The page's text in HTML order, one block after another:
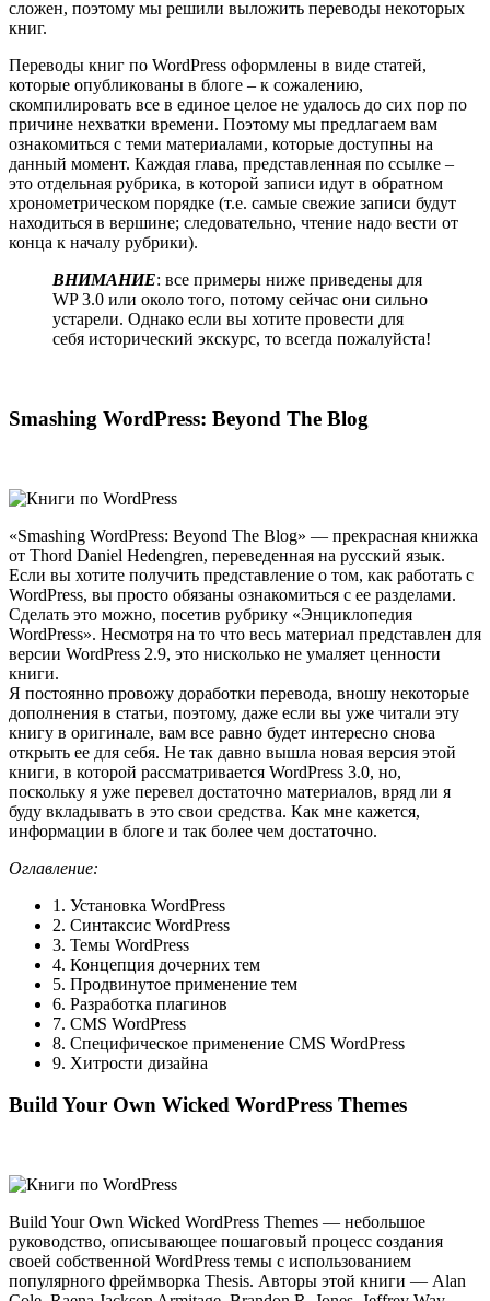
сложен, поэтому мы решили выложить переводы некоторых
книг.
Переводы книг по WordPress оформлены в виде статей,
которые опубликованы в блоге – к сожалению,
скомпилировать все в единое целое не удалось до сих пор по
причине нехватки времени. Поэтому мы предлагаем вам
ознакомиться с теми материалами, которые доступны на
данный момент. Каждая глава, представленная по ссылке –
это отдельная рубрика, в которой записи идут в обратном
хронометрическом порядке (т.е. самые свежие записи будут
находиться в вершине; следовательно, чтение надо вести от
конца к началу рубрики).
ВНИМАНИЕ: все примеры ниже приведены для
WP 3.0 или около того, потому сейчас они сильно
устарели. Однако если вы хотите провести для
себя исторический экскурс, то всегда пожалуйста!
Smashing WordPress: Beyond The Blog
«Smashing WordPress: Beyond The Blog» — прекрасная книжка
от Thord Daniel Hedengren, переведенная на русский язык.
Если вы хотите получить представление о том, как работать с
WordPress, вы просто обязаны ознакомиться с ее разделами.
Сделать это можно, посетив рубрику «Энциклопедия
WordPress». Несмотря на то что весь материал представлен для
версии WordPress 2.9, это нисколько не умаляет ценности
книги.
Я постоянно провожу доработки перевода, вношу некоторые
дополнения в статьи, поэтому, даже если вы уже читали эту
книгу в оригинале, вам все равно будет интересно снова
открыть ее для себя. Не так давно вышла новая версия этой
книги, в которой рассматривается WordPress 3.0, но,
поскольку я уже перевел достаточно материалов, вряд ли я
буду вкладывать в это свои средства. Как мне кажется,
информации в блоге и так более чем достаточно.
Оглавление:
1. Установка WordPress
2. Синтаксис WordPress
3. Темы WordPress
4. Концепция дочерних тем
5. Продвинутое применение тем
6. Разработка плагинов
7. CMS WordPress
8. Специфическое применение CMS WordPress
9. Хитрости дизайна
Build Your Own Wicked WordPress Themes
Build Your Own Wicked WordPress Themes — небольшое
руководство, описывающее пошаговый процесс создания
своей собственной WordPress темы c использованием
популярного фреймворка Thesis. Авторы этой книги — Alan